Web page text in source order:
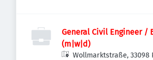
General Civil Engineer /
(m|w|d)
Wollmarktstraße, 33098